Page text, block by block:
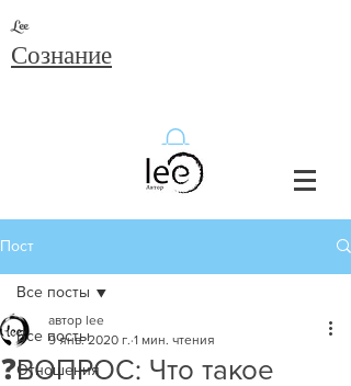
Lee
Сознание
Пост
Все посты
Отношения
Все посты
❓ВОПРОС: Что такое
автор lee
9 янв. 2020 г. 1 мин. чтения